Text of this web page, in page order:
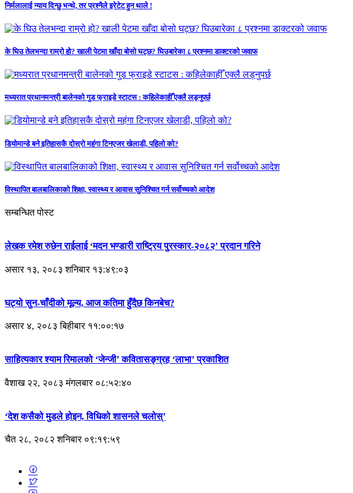
निर्मलालाई न्याय दिन्छु भन्थे, तर प्रश्नैले इरेटेट हुन थाले !
के घिउ तेलभन्दा राम्रो हो? खाली पेटमा खाँदा बोसो घट्छ? घिउबारेका ८ प्रश्नमा डाक्टरको जवाफ
मध्यरात प्रधानमन्त्री बालेनको गुड फ्राइडे स्टाटस : कहिलेकाहीँ एक्लै लड्नुपर्छ
डियोमान्डे बने इतिहासकै दोस्रो महंगा टिनएजर खेलाडी, पहिलो को?
विस्थापित बालबालिकाको शिक्षा, स्वास्थ्य र आवास सुनिश्चित गर्न सर्वोच्चको आदेश
सम्बन्धित पोस्ट
लेखक रमेश रुछेन राईलाई ‘मदन भण्डारी राष्ट्रिय पुरस्कार-२०८२’ प्रदान गरिने
असार १३, २०८३ शनिबार १३:४९:०३
घट्यो सुन-चाँदीको मूल्य, आज कतिमा हुँदैछ किनबेच?
असार ४, २०८३ बिहीबार ११:००:१७
साहित्यकार श्याम रिमालको ‘जेन्जी’ कवितासङ्ग्रह ‘लाभा’ प्रकाशित
वैशाख २२, २०८३ मंगलबार ०८:५२:४०
‘देश कसैको मुडले होइन, विधिको शासनले चलोस्’
चैत २८, २०८२ शनिबार ०९:१९:५९